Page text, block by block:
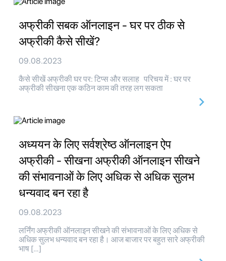
अफ्रीकी सबक ऑनलाइन - घर पर ठीक से
अफ्रीकी कैसे सीखें?
09.08.2023
कैसे सीखें अफ्रीकी घर पर: टिप्स और सलाह परिचय में : घर पर
अफ्रीकी सीखना एक कठिन काम की तरह लग सकता
अध्ययन के लिए सर्वश्रेष्ठ ऑनलाइन ऐप
अफ्रीकी - सीखना अफ्रीकी ऑनलाइन सीखने
की संभावनाओं के लिए अधिक से अधिक सुलभ
धन्यवाद बन रहा है
09.08.2023
लर्निंग अफ्रीकी ऑनलाइन सीखने की संभावनाओं के लिए अधिक से
अधिक सुलभ धन्यवाद बन रहा है। आज बाजार पर बहुत सारे अफ्रीकी
भाष […]